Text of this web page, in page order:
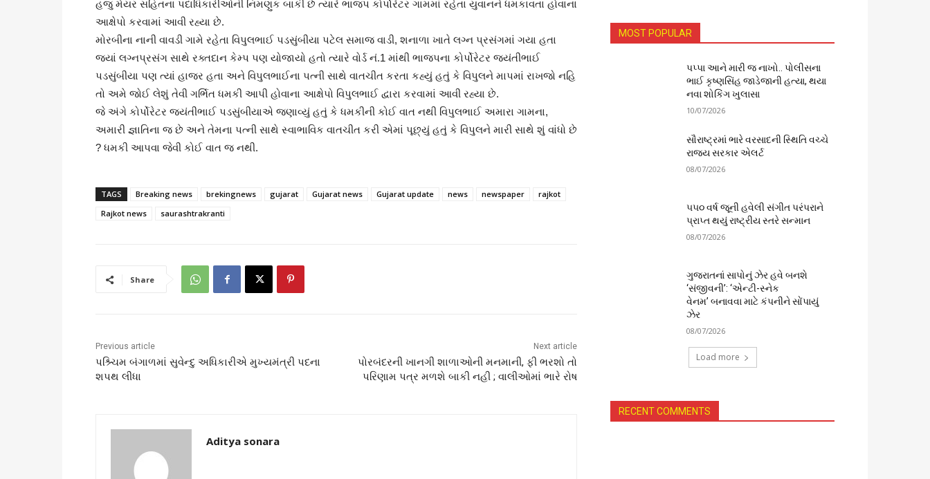
હજુ મેયર સહિતના પદાધિકારીઓની નિમણુક બાકી છે ત્યારે ભાજપ કોર્પોરેટર ગામમાં રહેતા યુવાનને ધમકાવતા હોવાના
આક્ષેપો કરવામાં આવી રહ્યા છે.
મોરબીના નાની વાવડી ગામે રહેતા વિપુલભાઈ પડસુંબીયા પટેલ સમાજ વાડી, શનાળા ખાતે લગ્ન પ્રસંગમાં ગયા હતા
જ્યાં લગ્નપ્રસંગ સાથે રક્તદાન કેમ્પ પણ યોજાયો હતો ત્યારે વોર્ડ નં.1 માંથી ભાજપના કોર્પોરેટર જયંતીભાઈ
પડસુંબીયા પણ ત્યાં હાજર હતા અને વિપુલભાઈના પત્ની સાથે વાતચીત કરતા કહ્યું હતું કે વિપુલને માપમાં રાખજો નહિ
તો અમે જોઈ લેશું તેવી ગર્ભિત ધમકી આપી હોવાના આક્ષેપો વિપુલભાઈ દ્વારા કરવામાં આવી રહ્યા છે.
જે અંગે કોર્પોરેટર જયંતીભાઈ પડસુંબીયાએ જણાવ્યું હતું કે ધમકીની કોઈ વાત નથી વિપુલભાઈ અમારા ગામના,
અમારી જ્ઞાતિના જ છે અને તેમના પત્ની સાથે સ્વાભાવિક વાતચીત કરી એમાં પૂછ્યું હતું કે વિપુલને મારી સાથે શું વાંધો છે
? ધમકી આપવા જેવી કોઈ વાત જ નથી.
TAGS Breaking news brekingnews gujarat Gujarat news Gujarat update news newspaper
rajkot
Rajkot news
saurashtrakranti
Share
Previous article
પશ્ર્ચિમ બંગાળમાં સુવેન્દુ અધિકારીએ મુખ્યમંત્રી પદના
શપથ લીધા
Next article
પોરબંદરની ખાનગી શાળાઓની મનમાની, ફી ભરશો તો
પરિણામ પત્ર મળશે બાકી નહી ; વાલીઓમાં ભારે રોષ
Aditya sonara
MOST POPULAR
પપ્પા આને મારી જ નાખો.. પોલીસના
ભાઈ કૃષ્ણસિંહ જાડેજાની હત્યા, થયા
નવા શોકિંગ ખુલાસા
10/07/2026
સૌરાષ્ટ્રમાં ભારે વરસાદની સ્થિતિ વચ્ચે
રાજ્ય સરકાર એલર્ટ
08/07/2026
૫૫૦ વર્ષ જૂની હવેલી સંગીત પરંપરાને
પ્રાપ્ત થયું રાષ્ટ્રીય સ્તરે સન્માન
08/07/2026
ગુજરાતનાં સાપોનું ઝેર હવે બનશે
‘સંજીવની’: ‘એન્ટી-સ્નેક
વેનમ’ બનાવવા માટે કંપનીને સોંપાયું
ઝેર
08/07/2026
Load more
RECENT COMMENTS